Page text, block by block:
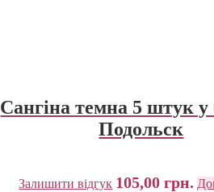
Сангіна темна 5 штук у
Подольск
Залишити відгук 105,00грн.